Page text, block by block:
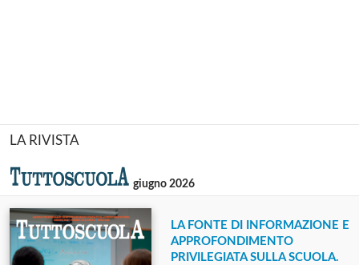
LA RIVISTA
giugno 2026
LA FONTE DI INFORMAZIONE E
APPROFONDIMENTO
PRIVILEGIATA SULLA SCUOLA.